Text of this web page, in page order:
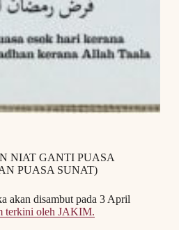
NIAT GANTI PUASA
PUASA SUNAT)
akan disambut pada 3 April
terkini oleh JAKIM.